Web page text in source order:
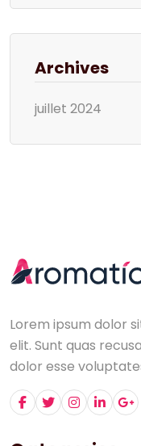
Archives
juillet 2024
Lorem ipsum dolor
elit. Sunt quas
dolor esse